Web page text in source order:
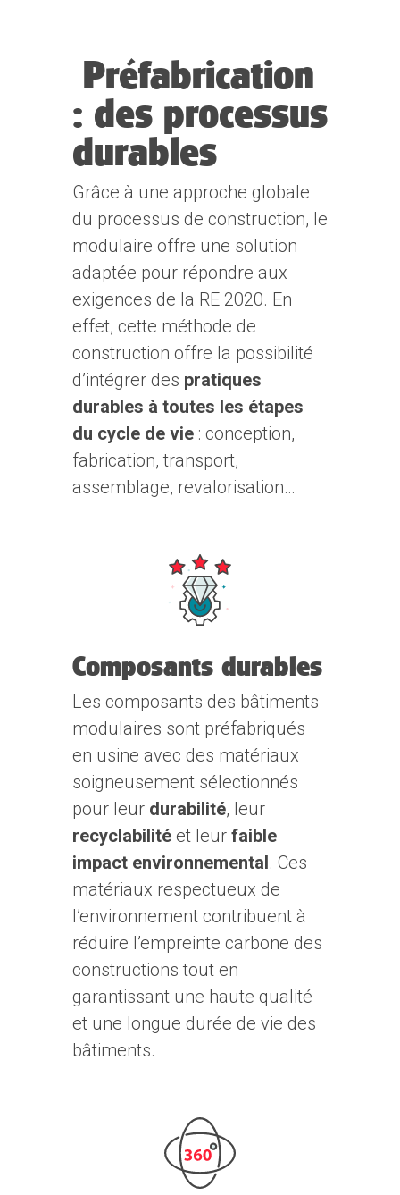
Préfabrication
: des processus
durables
Grâce à une approche globale
du processus de construction, le
modulaire offre une solution
adaptée pour répondre aux
exigences de la RE 2020. En
effet, cette méthode de
construction offre la possibilité
d’intégrer des pratiques
durables à toutes les étapes
du cycle de vie: conception,
fabrication, transport,
assemblage, revalorisation…
Composants durables
Les composants des bâtiments
modulaires sont préfabriqués
en usine avec des matériaux
soigneusement sélectionnés
pour leur durabilité, leur
recyclabilitéet leur faible
impact environnemental. Ces
matériaux respectueux de
l’environnement contribuent à
réduire l’empreinte carbone des
constructions tout en
garantissant une haute qualité
et une longue durée de vie des
bâtiments.